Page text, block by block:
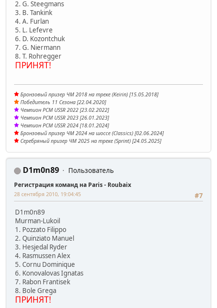
2. G. Steegmans
3. B. Tankink
4. A. Furlan
5. L. Lefevre
6. D. Kozontchuk
7. G. Niermann
8. T. Rohregger
ПРИНЯТ!
Бронзовый призер ЧМ 2018 на треке (Keirin) [15.05.2018]
Победитель 11 Сезона [22.04.2020]
Чемпион PCM USSR 2022 [23.02.2022]
Чемпион PCM USSR 2023 [26.01.2023]
Чемпион PCM USSR 2024 [18.01.2024]
Бронзовый призер ЧМ 2024 на шоссе (Classics) [02.06.2024]
Серебряный призер ЧМ 2025 на треке (Sprint) [24.05.2025]
D1m0n89 Пользователь
Регистрация команд на Paris - Roubaix
#7
28 сентября 2010, 19:04:45
D1m0n89
Murman-Lukoil
1. Pozzato Filippo
2. Quinziato Manuel
3. Hesjedal Ryder
4. Rasmussen Alex
5. Cornu Dominique
6. Konovalovas Ignatas
7. Rabon Frantisek
8. Bole Grega
ПРИНЯТ!